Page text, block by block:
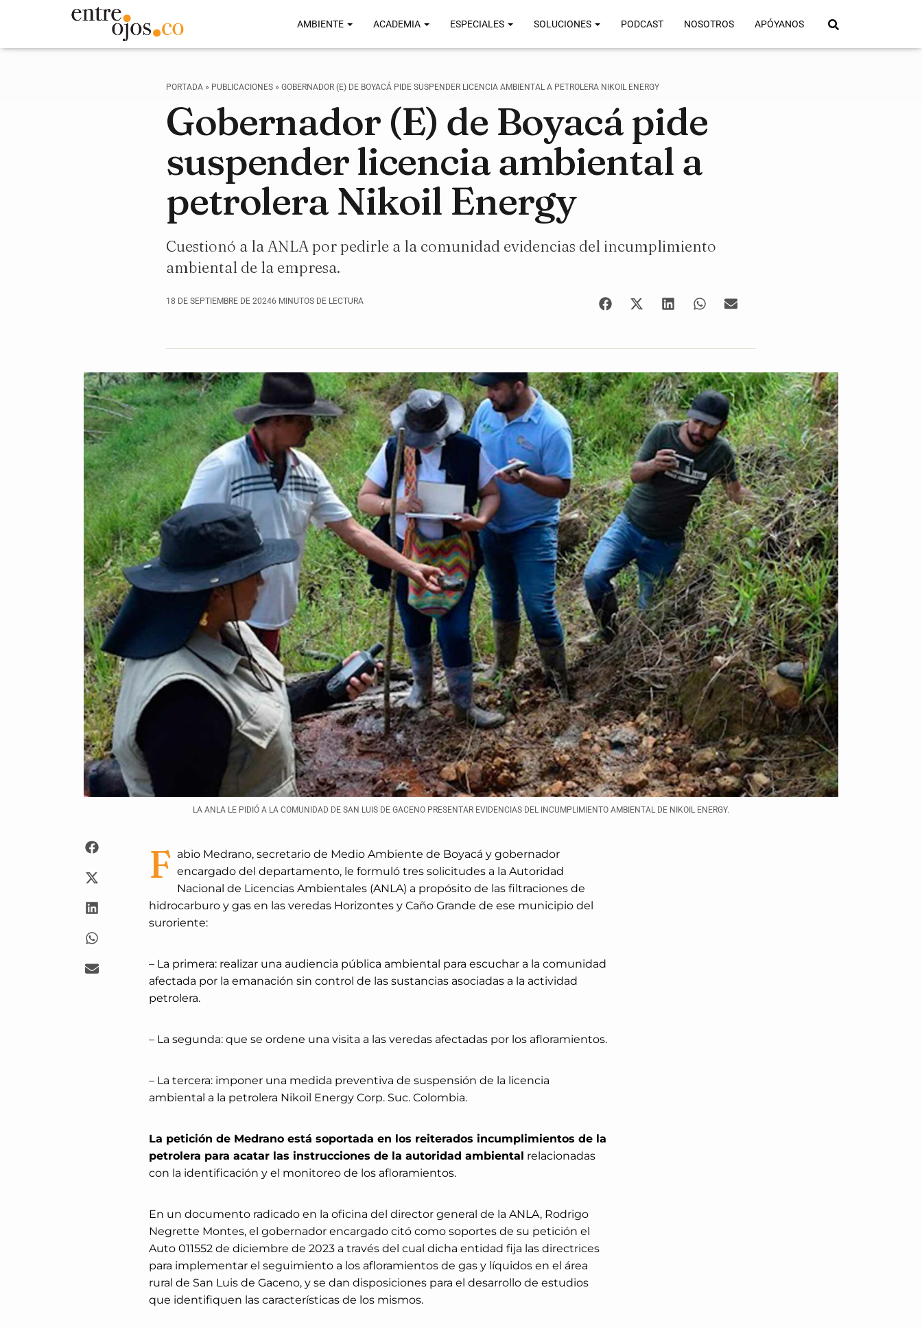
AMBIENTE ACADEMIA ESPECIALES SOLUCIONES PODCAST NOSOTROS APÓYANOS
PORTADA » PUBLICACIONES » GOBERNADOR (E) DE BOYACÁ PIDE SUSPENDER LICENCIA AMBIENTAL A PETROLERA NIKOIL ENERGY
Gobernador (E) de Boyacá pide
suspender licencia ambiental a
petrolera Nikoil Energy
Cuestionó a la ANLA por pedirle a la comunidad evidencias del incumplimiento
ambiental de la empresa.
18 DE SEPTIEMBRE DE 20246 MINUTOS DE LECTURA
LA ANLA LE PIDIÓ A LA COMUNIDAD DE SAN LUIS DE GACENO PRESENTAR EVIDENCIAS DEL INCUMPLIMIENTO AMBIENTAL DE NIKOIL ENERGY.
F abio Medrano, secretario de Medio Ambiente de Boyacá y gobernador
encargado del departamento, le formuló tres solicitudes a la Autoridad
Nacional de Licencias Ambientales (ANLA) a propósito de las filtraciones de
hidrocarburo y gas en las veredas Horizontes y Caño Grande de ese municipio del
suroriente:
– La primera: realizar una audiencia pública ambiental para escuchar a la comunidad
afectada por la emanación sin control de las sustancias asociadas a la actividad
petrolera.
– La segunda: que se ordene una visita a las veredas afectadas por los afloramientos.
– La tercera: imponer una medida preventiva de suspensión de la licencia
ambiental a la petrolera Nikoil Energy Corp. Suc. Colombia.
La petición de Medrano está soportada en los reiterados incumplimientos de la
petrolera para acatar las instrucciones de la autoridad ambiental relacionadas
con la identificación y el monitoreo de los afloramientos.
En un documento radicado en la oficina del director general de la ANLA, Rodrigo
Negrette Montes, el gobernador encargado citó como soportes de su petición el
Auto 011552 de diciembre de 2023 a través del cual dicha entidad fija las directrices
para implementar el seguimiento a los afloramientos de gas y líquidos en el área
rural de San Luis de Gaceno, y se dan disposiciones para el desarrollo de estudios
que identifiquen las características de los mismos.